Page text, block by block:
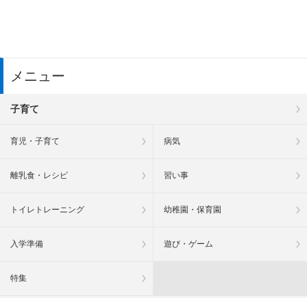
メニュー
子育て
育児・子育て 病気
離乳食・レシピ 習い事
トイレトレーニング 幼稚園・保育園
入学準備 遊び・ゲーム
特集